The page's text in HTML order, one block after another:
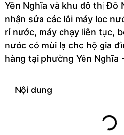
Yên Nghĩa và khu đô thị Đô
nhận sửa các lỗi máy lọc
rỉ nước, máy chạy liên tục,
nước có mùi lạ cho hộ gia
hàng tại phường Yên Nghĩa
Nội dung